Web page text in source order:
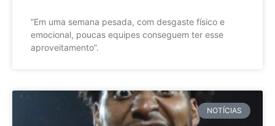
”Em uma semana pesada, com desgaste físico e
emocional, poucas equipes conseguem ter esse
aproveitamento”.
NOTÍCIAS